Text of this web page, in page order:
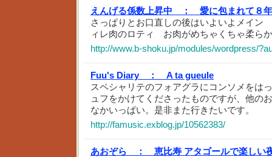
えんげる係数上昇中 ：
愛に包まれて８
さっぱりとお口直しの後はいよいよメイン
ィレ肉のロティ お肉がめちゃくちゃ柔ら
http://www.b-shoku.jp/modules/wordpress/
Fuu's Diary ：
A ta gueule
スペシャリテのフォアグラにコンソメをは
ュフをかけてくださったものですが、他の
なかいっぱい。是非また行きたいです。
http://famusic.exblog.jp/10562383/
あおぞら ：
恵比寿 アタゴールで楽しい